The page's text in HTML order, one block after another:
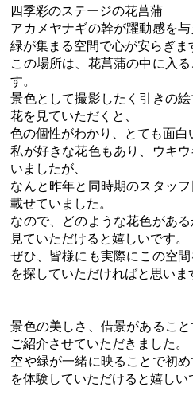
四季彩のステージの花菖蒲
アカメヤナギの幹が躍動感を
緑が集まる空間で心が安らぎま
この場所は、花菖蒲の中に入
す。
景色として撮影したく引きの
花を見ていただくと、
色の個性がわかり、とても面白
私が好きな花色もあり、ウキ
いましたが、
なんと昨年と同時期のスタッ
載せていました。
なので、どのような花色があ
見ていただけると嬉しいです。
ぜひ、皆様にも実際にこの空
を探していただければと思いま
景色の美しさ、借景があるこ
ご紹介させていただきました。
空や緑が一緒に映ることで初
を体験していただけると嬉しい